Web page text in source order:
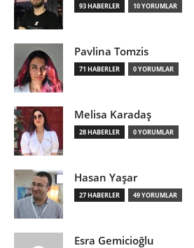
93 HABERLER 10 YORUMLAR
Pavlina Tomzis
71 HABERLER 0 YORUMLAR
Melisa Karadaş
28 HABERLER 0 YORUMLAR
Hasan Yaşar
27 HABERLER 49 YORUMLAR
Esra Gemicioğlu